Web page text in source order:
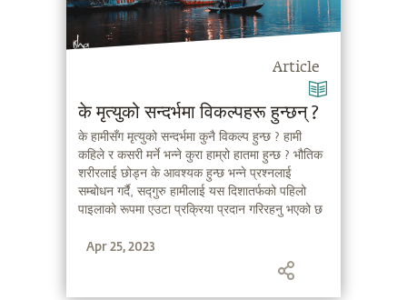
Article
के मृत्युको सन्दर्भमा विकल्पहरू हुन्छन् ?
के हामीसँग मृत्युको सन्दर्भमा कुनै विकल्प हुन्छ ? हामी
कहिले र कसरी मर्ने भन्ने कुरा हाम्रो हातमा हुन्छ ? भौतिक
शरीरलाई छोड्न के आवश्यक हुन्छ भन्ने प्रश्नलाई
सम्बोधन गर्दै, सद्गुरु हामीलाई यस दिशातर्फको पहिलो
पाइलाको रूपमा एउटा प्रक्रिया प्रदान गरिरहनु भएको छ
Apr 25, 2023